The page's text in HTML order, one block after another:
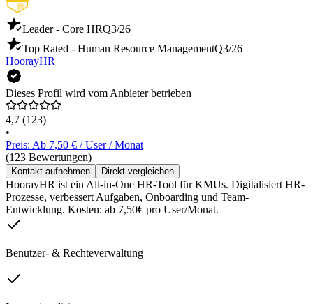
Leader - Core HRQ3/26
Top Rated - Human Resource ManagementQ3/26
HoorayHR
Dieses Profil wird vom Anbieter betrieben
4,7 (123)
•
Preis: Ab 7,50 € / User / Monat
(123 Bewertungen)
Kontakt aufnehmen Direkt vergleichen
HoorayHR ist ein All-in-One HR-Tool für KMUs. Digitalisiert HR-
Prozesse, verbessert Aufgaben, Onboarding und Team-
Entwicklung. Kosten: ab 7,50€ pro User/Monat.
Benutzer- & Rechteverwaltung